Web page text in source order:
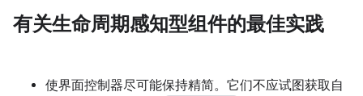
有关生命周期感知型组件的最佳实践
使界面控制器尽可能保持精简。它们不应试图获取自